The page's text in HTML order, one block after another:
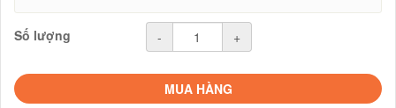
Số lượng - +
MUA HÀNG